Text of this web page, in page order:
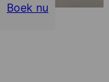
Boek nu